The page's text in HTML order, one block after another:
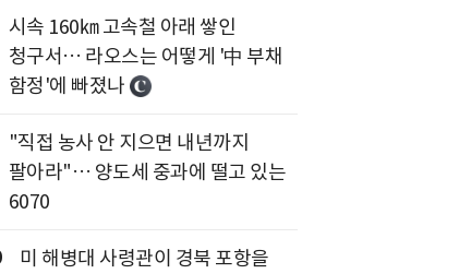
시속 160㎞ 고속철 아래 쌓인
청구서… 라오스는 어떻게 '中 부채
함정'에 빠졌나
"직접 농사 안 지으면 내년까지
팔아라"… 양도세 중과에 떨고 있는
6070
미 해병대 사령관이 경북 포항을